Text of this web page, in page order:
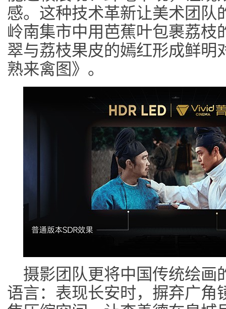
感。这种技术革新让美术团队
岭南集市中用芭蕉叶包裹荔枝
翠与荔枝果皮的嫣红形成鲜明
熟来禽图》。
摄影团队更将中国传统绘画
语言：表现长安时，摒弃广角